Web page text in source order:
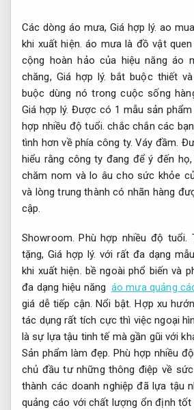
Các dòng áo mưa, Giá hợp lý. ao
khi xuất hiện. áo mưa là đồ vật
cộng hoàn hảo của hiệu năng áo
chăng, Giá hợp lý. bắt buộc thiết
buộc dùng nó trong cuộc sống
Giá hợp lý. Được có 1 mẫu sản phẩm
hợp nhiều độ tuổi. chắc chắn các
tình hơn về phía công ty.Váy đầm.
hiểu rằng công ty đang để ý đến
chăm nom và lo âu cho sức khỏe
và lòng trung thành có nhãn hàng
cập.
Showroom. Phù hợp nhiều độ tuổi.
tặng,Giá hợp lý. với rất đa dạng
khi xuất hiện. bề ngoài phổ biến và
đa dạng hiệu năng áo mưa quảng
giá dễ tiếp cận.Nổi bật. Hợp xu
tác dụng rất tích cực thì việc ngoại
là sự lựa tậu tinh tế mà gần gũi với
Sản phẩm làm đẹp. Phù hợp nhiều
chủ đầu tư những thông điệp về
thành các doanh nghiệp đã lựa tậu
quảng cáo với chất lượng ổn định